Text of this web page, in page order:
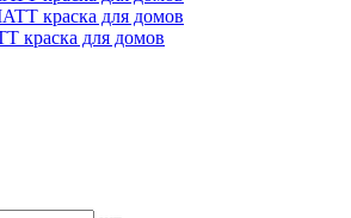
краска для домов